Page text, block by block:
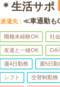
＊生活サポ
派遣先 ≪車通勤も
職種未経験OK 社
友達と一緒OK OA
週4日勤務 週5日勤
シフト 交替制勤務